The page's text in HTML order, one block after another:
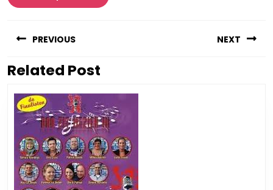
PREVIOUS
Vorig
NEXT
Related Post